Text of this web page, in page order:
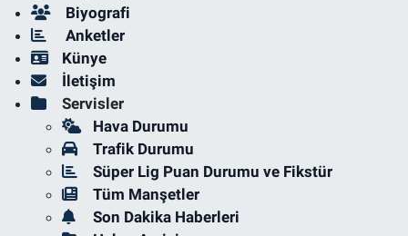
Biyografi
Anketler
Künye
İletişim
Servisler
Hava Durumu
Trafik Durumu
Süper Lig Puan Durumu ve Fikstür
Tüm Manşetler
Son Dakika Haberleri